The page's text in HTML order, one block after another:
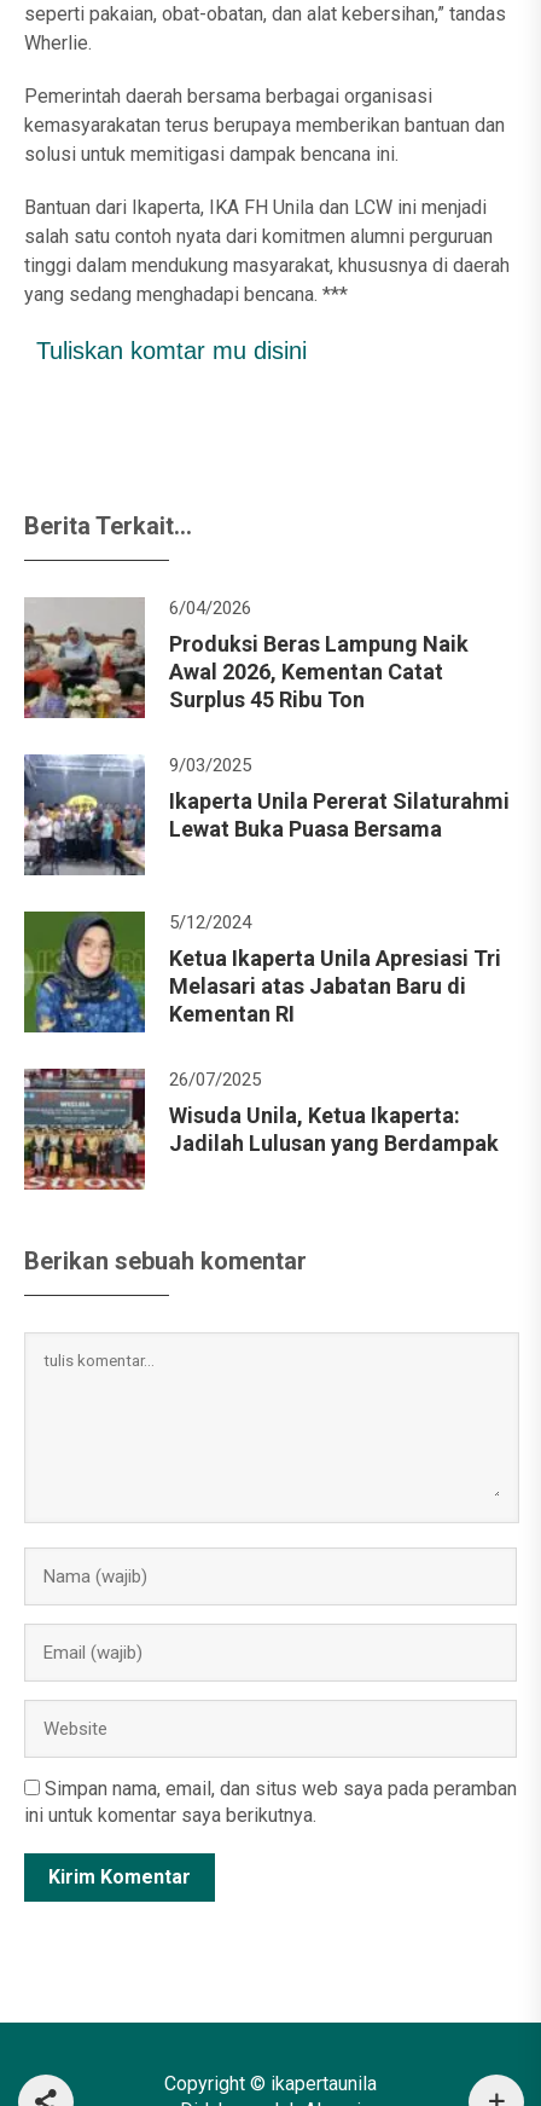
seperti pakaian, obat-obatan, dan alat kebersihan,” tandas
Wherlie.
Pemerintah daerah bersama berbagai organisasi
kemasyarakatan terus berupaya memberikan bantuan dan
solusi untuk memitigasi dampak bencana ini.
Bantuan dari Ikaperta, IKA FH Unila dan LCW ini menjadi
salah satu contoh nyata dari komitmen alumni perguruan
tinggi dalam mendukung masyarakat, khususnya di daerah
yang sedang menghadapi bencana. ***
Tuliskan komtar mu disini
Berita Terkait...
6/04/2026
Produksi Beras Lampung Naik
Awal 2026, Kementan Catat
Surplus 45 Ribu Ton
9/03/2025
Ikaperta Unila Pererat Silaturahmi
Lewat Buka Puasa Bersama
5/12/2024
Ketua Ikaperta Unila Apresiasi Tri
Melasari atas Jabatan Baru di
Kementan RI
26/07/2025
Wisuda Unila, Ketua Ikaperta:
Jadilah Lulusan yang Berdampak
Berikan sebuah komentar
Simpan nama, email, dan situs web saya pada peramban
ini untuk komentar saya berikutnya.
Copyright © ikapertaunila